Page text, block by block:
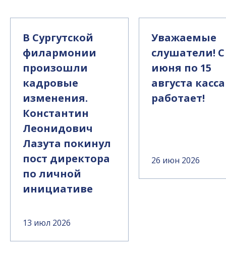
В Сургутской
филармонии
произошли
кадровые
изменения.
Константин
Леонидович
Лазута покинул
пост директора
по личной
инициативе
13 июл 2026
Уважаемые
слушатели! С
июня по 15
августа
работает!
26 июн 2026